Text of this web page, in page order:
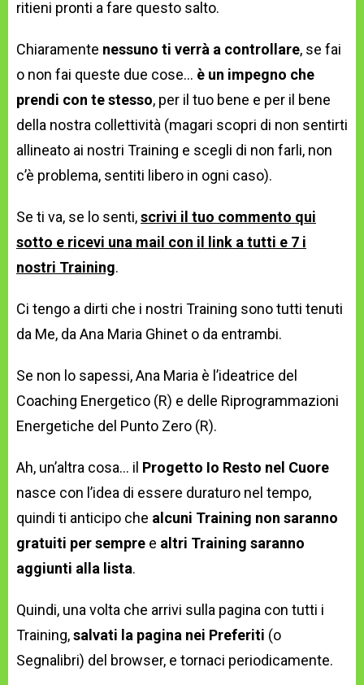
ritieni pronti a fare questo salto.
Chiaramente nessuno ti verrà a controllare, se fai
o non fai queste due cose… è un impegno che
prendi con te stesso, per il tuo bene e per il bene
della nostra collettività (magari scopri di non sentirti
allineato ai nostri Training e scegli di non farli, non
c’è problema, sentiti libero in ogni caso).
Se ti va, se lo senti,scrivi il tuo commento qui
sotto e ricevi una mail con il link a tutti e 7 i
nostri Training.
Ci tengo a dirti che i nostri Training sono tutti tenuti
da Me, da Ana Maria Ghinet o da entrambi.
Se non lo sapessi, Ana Maria è l’ideatrice del
Coaching Energetico (R) e delle Riprogrammazioni
Energetiche del Punto Zero (R).
Ah, un’altra cosa… il Progetto Io Resto nel Cuore
nasce con l’idea di essere duraturo nel tempo,
quindi ti anticipo che alcuni Training non saranno
gratuiti per sempre e altri Training saranno
aggiunti alla lista.
Quindi, una volta che arrivi sulla pagina con tutti i
Training,salvati la pagina nei Preferiti (o
Segnalibri) del browser, e tornaci periodicamente.